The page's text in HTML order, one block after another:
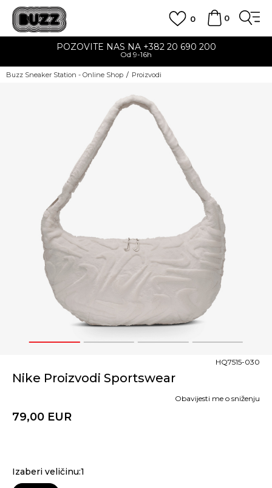
0
0
POZOVITE NAS NA +382 20 690 200
Od 9-16h
Buzz Sneaker Station - Online Shop Proizvodi
1 2 3 4
Nike Proizvodi Sportswear
HQ7515-030
79,00 EUR
Obavijesti me o sniženju
Izaberi veličinu:1